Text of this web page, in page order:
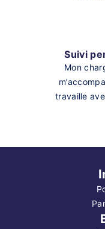
Suivi
Mon
travaille